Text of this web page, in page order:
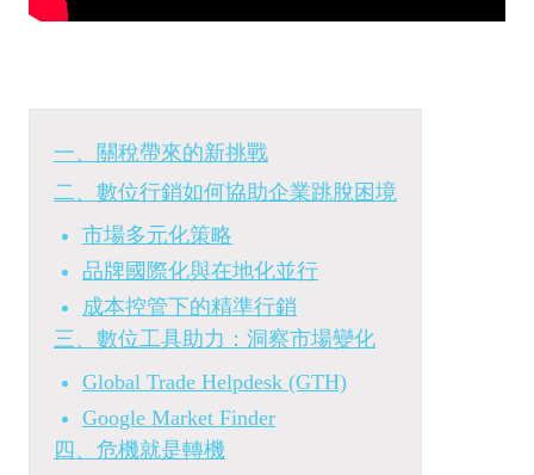
一、關稅帶來的新挑戰
二、數位行銷如何協助企業跳脫困境
市場多元化策略
品牌國際化與在地化並行
成本控管下的精準行銷
三、數位工具助力：洞察市場變化
Global Trade Helpdesk (GTH)
Google Market Finder
四、危機就是轉機